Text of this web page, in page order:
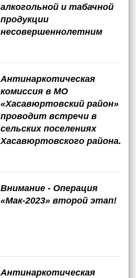
алкогольной и табачной
продукции
несовершеннолетним
Антинаркотическая
комиссия в МО
«Хасавюртовский район»
проводит встречи в
сельских поселениях
Хасавюртовского района.
Внимание - Операция
«Мак-2023» второй этап!
Антинаркотическая